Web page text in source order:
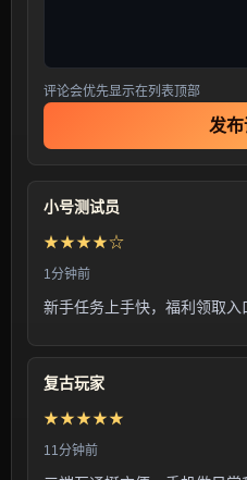
评论会优先显示在列表顶部
发
小号测试员
★★★★☆
1分钟前
新手任务上手快，福利领取入
复古玩家
★★★★★
11分钟前